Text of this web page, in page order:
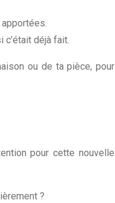
apportées.
déjà fait.
ou de ta pièce, pour
pour cette nouvelle
?